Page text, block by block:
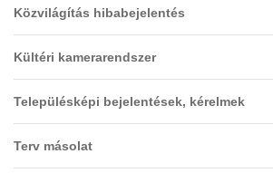
Közvilágítás hibabejelentés
Kültéri kamerarendszer
Településképi bejelentések, kérelmek
Terv másolat